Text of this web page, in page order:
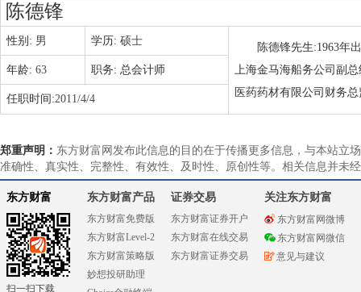
陈德锋
性别: 男 学历: 硕士
陈德锋先生:1963年
上海金马海船务公司副
医药药材有限公司财务
年龄: 63 职务: 总会计师
任职时间:2011/4/4
郑重声明： 东方财富网发布此信息的目的在于传播更多信息，与本站立
准确性、真实性、完整性、有效性、及时性、原创性等。相关信息并未
东方财富
扫一扫下载
东方财富产品
东方财富免费版
东方财富Level-2
东方财富策略版
妙想投研助理
证券交易
东方财富证券开户
东方财富在线交易
东方财富证券交易
关注东方财富
东方财富网微博
东方财富网微信
意见与建议